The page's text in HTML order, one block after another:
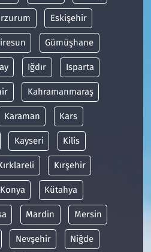
Eskişehir
Gümüşhane
Iğdır Isparta
Kahramanmaraş
Karaman Kars
Kayseri Kilis
Kırşehir
Konya Kütahya
Mardin Mersin
Nevşehir Niğde